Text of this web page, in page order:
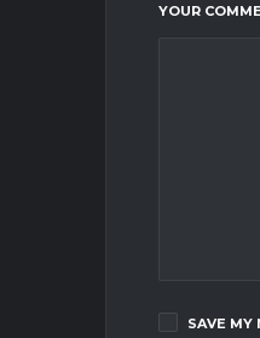
YOUR
SAVE MY